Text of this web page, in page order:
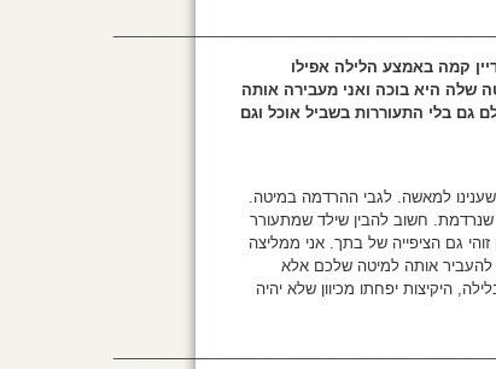
קמה באמצע הלילה אפילו
שלה היא בוכה ואני מעבירה אותה
גם בלי התעוררות בשביל אוכל וגם
למאשה. לגבי ההרדמה במיטה.
חשוב להבין שילד שמתעורר
גם הציפייה של בתך. אני ממליצה
להעביר אותה למיטה שלכם אלא
היקיצות יפחתו מכיוון שלא יהיה